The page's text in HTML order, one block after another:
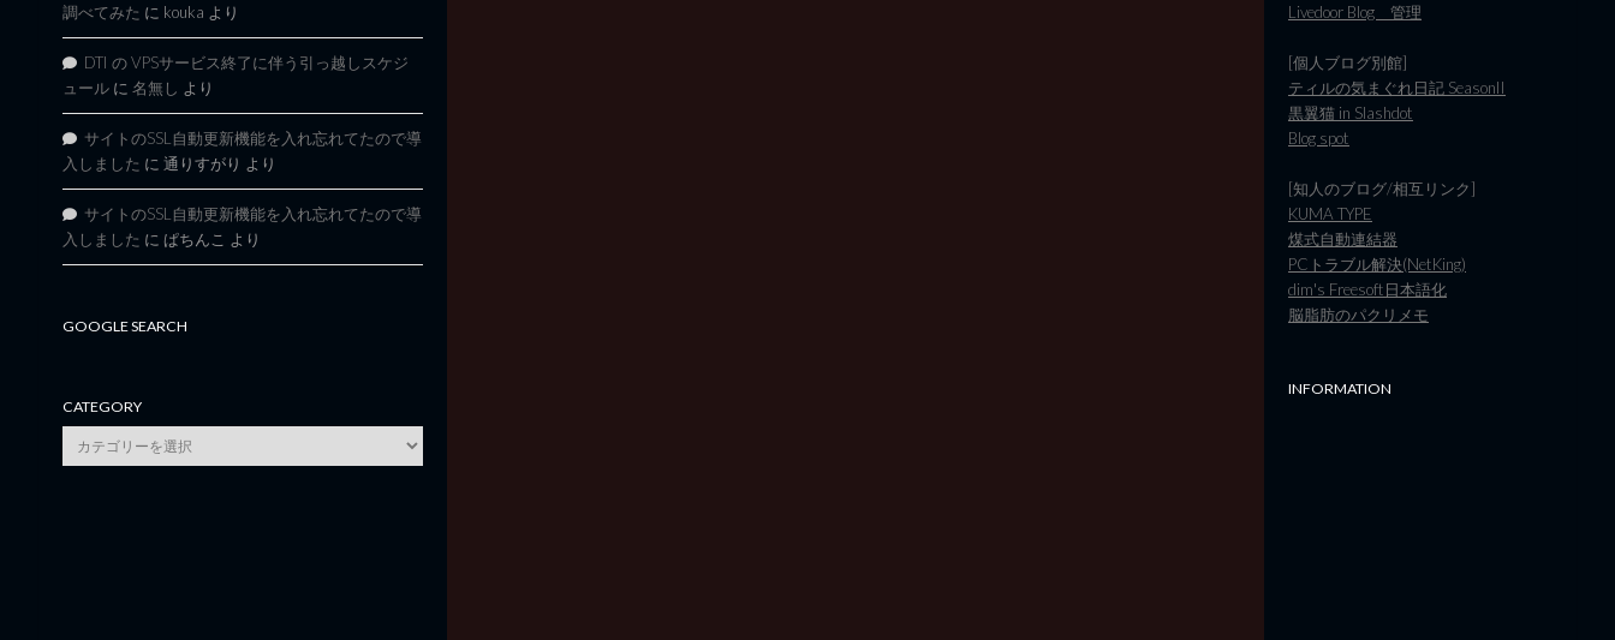
調べてみた に kouka より
DTI の VPSサービス終了に伴う引っ越しスケジ
ュール に 名無し より
サイトのSSL自動更新機能を入れ忘れてたので導
入しました に 通りすがり より
サイトのSSL自動更新機能を入れ忘れてたので導
入しました に ぱちんこ より
GOOGLE SEARCH
CATEGORY
category
Livedoor Blog 管理
[個人ブログ別館]
ティルの気まぐれ日記 SeasonII
黒翼猫 in Slashdot
Blog spot
[知人のブログ/相互リンク]
KUMA TYPE
煤式自動連結器
PCトラブル解決(NetKing)
dim's Freesoft日本語化
脳脂肪のパクリメモ
INFORMATION